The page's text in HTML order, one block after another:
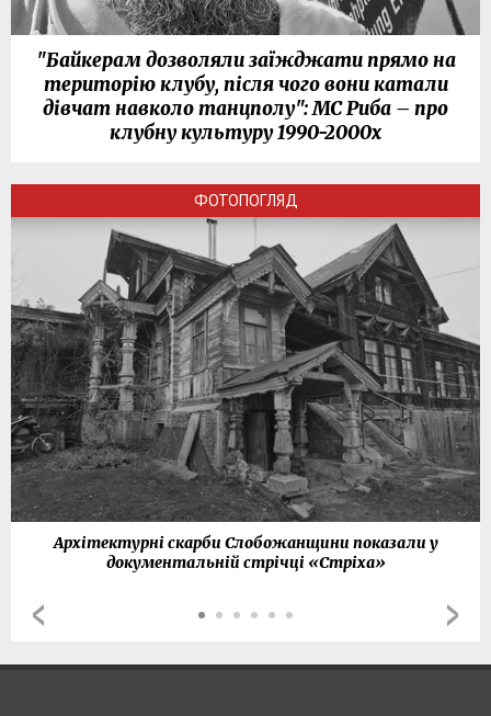
"Байкерам дозволяли заїжджати прямо на
територію клубу, після чого вони катали
дівчат навколо танцполу": МС Риба – про
клубну культуру 1990-2000х
ФОТОПОГЛЯД
Архітектурні скарби Слобожанщини показали у
документальній стрічці «Стріха»